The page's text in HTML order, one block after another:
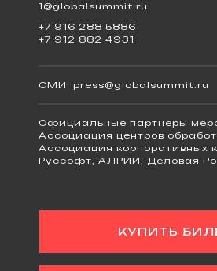
1@globalsummit.ru
+7 916 288 5886
+7 912 882 4931
СМИ: press@globalsummit.ru
Официальные партнеры
Ассоциация центров
Ассоциация корпоративных
Руссофт, АЛРИИ, Деловая
КУПИТЬ